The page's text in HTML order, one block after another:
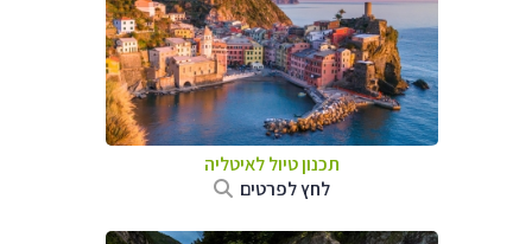
תכנון טיול לאיטליה
לחץ לפרטים